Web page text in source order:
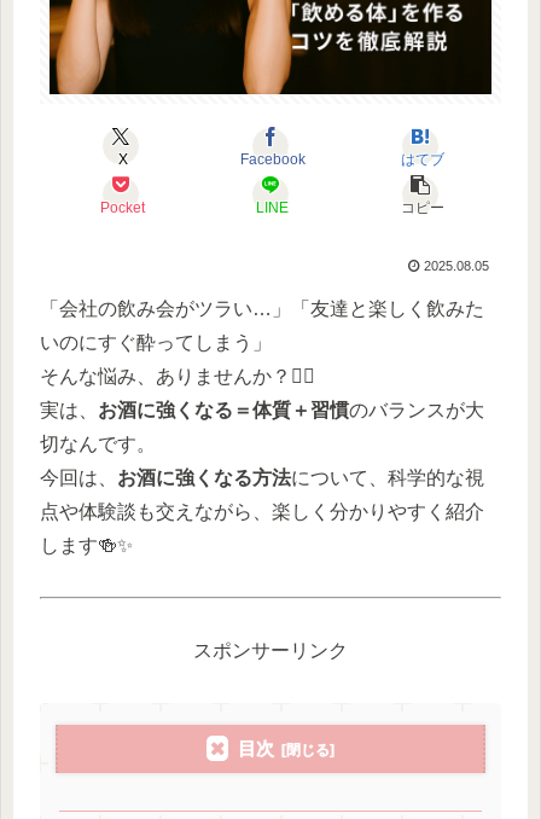
X Facebook はてブ
Pocket LINE コピー
2025.08.05
「会社の飲み会がツラい…」「友達と楽しく飲みた
いのにすぐ酔ってしまう」
そんな悩み、ありませんか？😵‍💫
実は、 お酒に強くなる＝体質＋習慣のバランスが大
切なんです。
今回は、 お酒に強くなる方法について、科学的な視
点や体験談も交えながら、楽しく分かりやすく紹介
します🍻✨
スポンサーリンク
目次